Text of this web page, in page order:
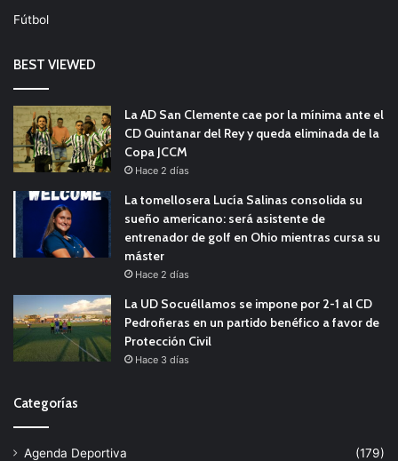
Fútbol
BEST VIEWED
La AD San Clemente cae por la mínima ante el
CD Quintanar del Rey y queda eliminada de la
Copa JCCM
Hace 2 días
La tomellosera Lucía Salinas consolida su
sueño americano: será asistente de
entrenador de golf en Ohio mientras cursa su
máster
Hace 2 días
La UD Socuéllamos se impone por 2-1 al CD
Pedroñeras en un partido benéfico a favor de
Protección Civil
Hace 3 días
Categorías
Agenda Deportiva
(179)